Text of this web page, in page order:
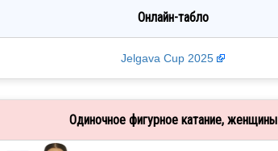
Онлайн-табло
Jelgava Cup 2025
Одиночное фигурное катание, женщины